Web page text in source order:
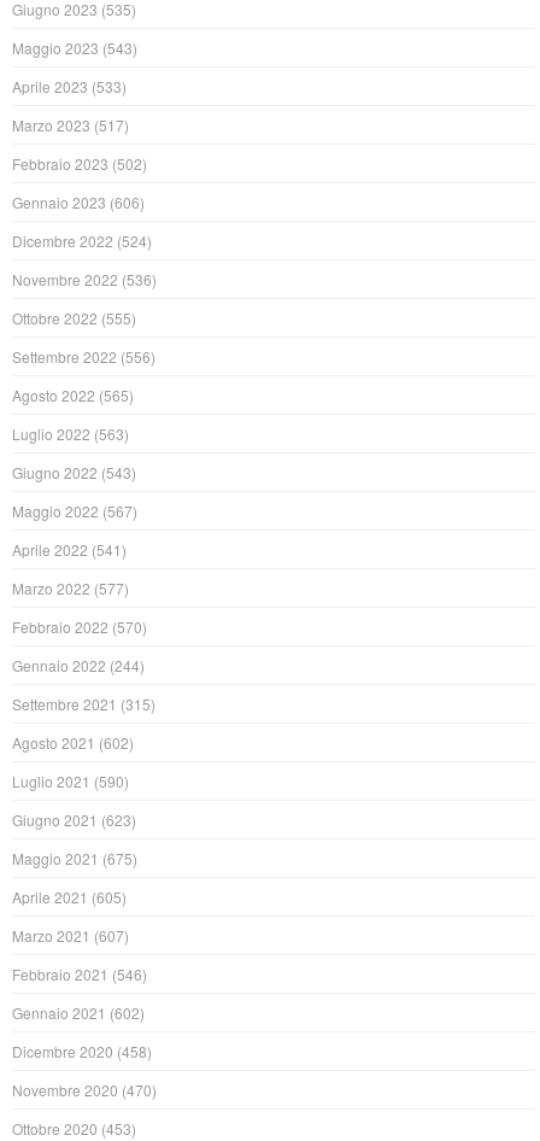
Giugno 2023 (535)
Maggio 2023 (543)
Aprile 2023 (533)
Marzo 2023 (517)
Febbraio 2023 (502)
Gennaio 2023 (606)
Dicembre 2022 (524)
Novembre 2022 (536)
Ottobre 2022 (555)
Settembre 2022 (556)
Agosto 2022 (565)
Luglio 2022 (563)
Giugno 2022 (543)
Maggio 2022 (567)
Aprile 2022 (541)
Marzo 2022 (577)
Febbraio 2022 (570)
Gennaio 2022 (244)
Settembre 2021 (315)
Agosto 2021 (602)
Luglio 2021 (590)
Giugno 2021 (623)
Maggio 2021 (675)
Aprile 2021 (605)
Marzo 2021 (607)
Febbraio 2021 (546)
Gennaio 2021 (602)
Dicembre 2020 (458)
Novembre 2020 (470)
Ottobre 2020 (453)